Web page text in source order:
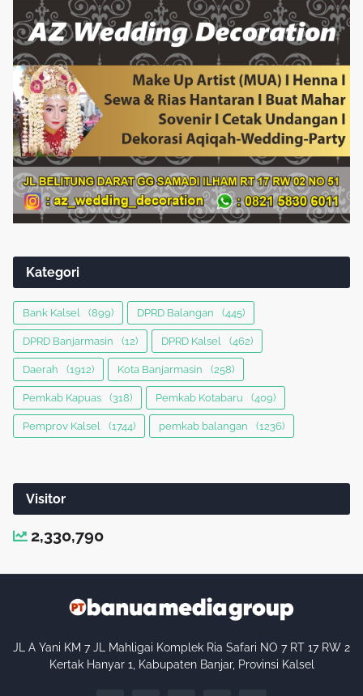
Kategori
Bank Kalsel (899) DPRD Balangan (445)
DPRD Banjarmasin (12) DPRD Kalsel (462)
Daerah (1912) Kota Banjarmasin (258)
Pemkab Kapuas (318) Pemkab Kotabaru (409)
Pemprov Kalsel (1744) pemkab balangan (1236)
Visitor
2,330,790
JL A Yani KM 7 JL Mahligai Komplek Ria Safari NO 7 RT 17 RW 2
Kertak Hanyar 1, Kabupaten Banjar, Provinsi Kalsel